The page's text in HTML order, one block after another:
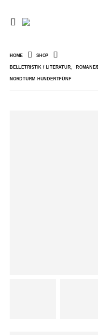
HOME SHOP
BELLETRISTIK / LITERATUR,
NORDTURM HUNDERTFÜNF